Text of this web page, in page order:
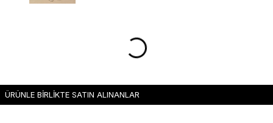
ÜRÜNLE BİRLİKTE SATIN ALINANLAR